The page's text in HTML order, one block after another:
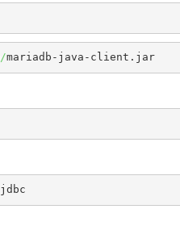
/mariadb-java-client.jar